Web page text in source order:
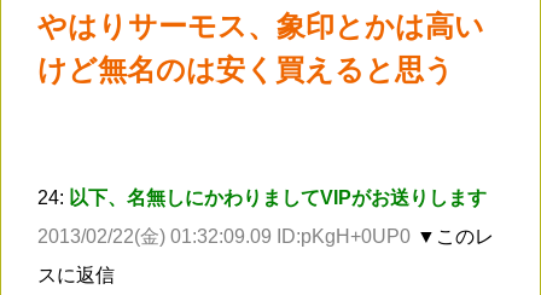
やはりサーモス、象印とかは高い
けど無名のは安く買えると思う
24: 以下、名無しにかわりましてVIPがお送りします
2013/02/22(金) 01:32:09.09 ID:pKgH+0UP0 ▼このレ
スに返信